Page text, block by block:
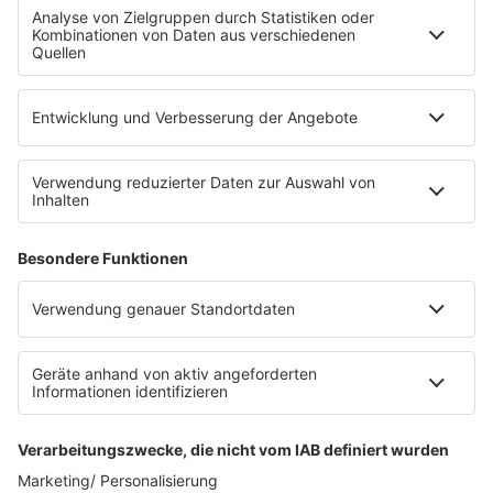
Fahrradparkhaus
Die Uniklinik Tübingen hat ein neues Fahrradparkhaus
eröffnet. Direkt an der Medizinischen Klinik bietet es
E-Bikes über eine Photovoltaikanlage auf dem …
Impressum
Datenschutzerklärung